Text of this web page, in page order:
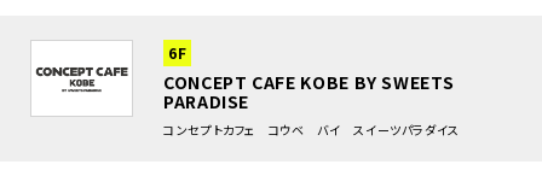
6F
CONCEPT CAFE KOBE BY SWEETS
PARADISE
コンセプトカフェ コウベ バイ スイーツパラダイス